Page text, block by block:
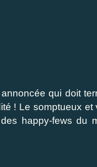
qui doit
! Le somptueux et
happy-fews du